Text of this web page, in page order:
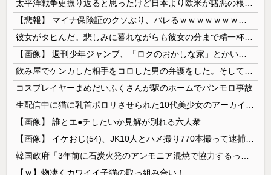
コスプレイヤーまめだいふくさんが駅のホームでパンモロ事故
【画像】 誰とエ●チしたいか見解が別れる六人衆
【ｗ】物凄くカワイイ子猫の取っ組み合い！